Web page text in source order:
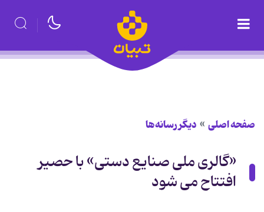
صفحه اصلی دیگر رسانه‌ها
«گالری ملی صنایع دستی» با حصیر
افتتاح می شود